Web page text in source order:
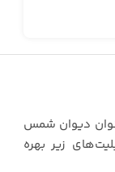
دیوان شمس
زیر بهره